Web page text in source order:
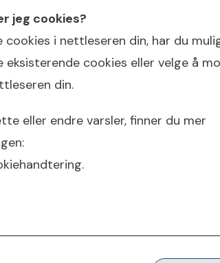
jeg cookies?
cookies i nettleseren din, har du
eksisterende cookies eller velge å
din.
eller endre varsler, finner du mer
enten ved å slette cookies fra